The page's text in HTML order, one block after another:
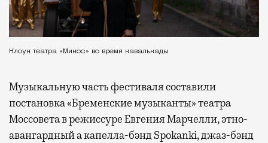
Клоун театра «Микос» во время кавалькады
Музыкальную часть фестиваля составили
постановка «Бременские музыканты» театра
Моссовета в режиссуре Евгения Марчелли, этно-
авангардный а капелла-бэнд Spokanki, джаз-бэнд